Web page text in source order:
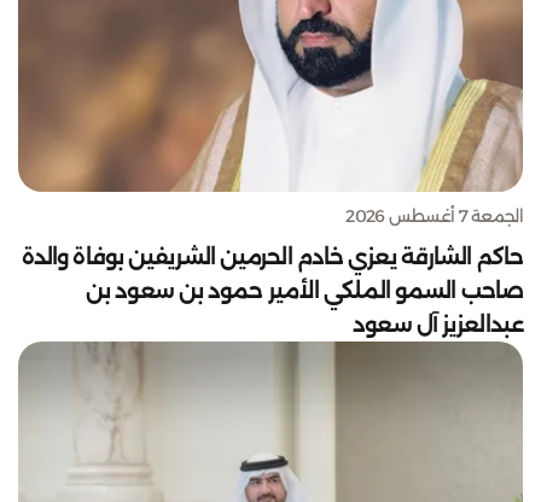
الجمعة 7 أغسطس 2026
حاكم الشارقة يعزي خادم الحرمين الشريفين بوفاة والدة
صاحب السمو الملكي الأمير حمود بن سعود بن
عبدالعزيز آل سعود